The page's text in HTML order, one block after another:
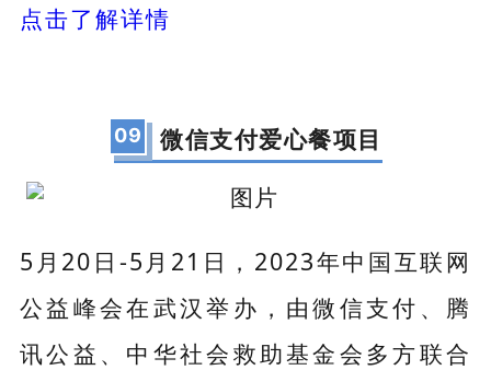
点击了解详情
09 微信支付爱心餐项目
5月20日-5月21日，2023年中国互联网
公益峰会在武汉举办，由微信支付、腾
讯公益、中华社会救助基金会多方联合